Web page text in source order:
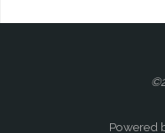
Powered